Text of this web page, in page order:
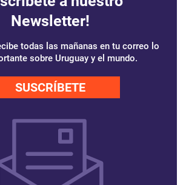
Newsletter!
todas las mañanas en tu correo lo
sobre Uruguay y el mundo.
SUSCRÍBETE